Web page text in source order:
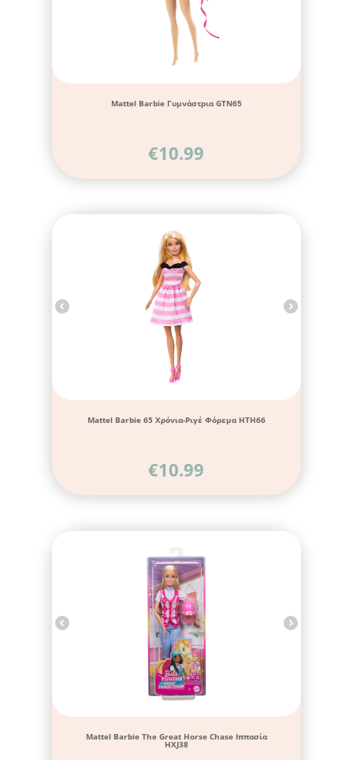
Mattel Barbie Γυμνάστρια GTN65
€10.99
Mattel Barbie 65 Χρόνια-Ριγέ Φόρεμα HTH66
€10.99
Mattel Barbie The Great Horse Chase Ιππασία
HXJ38